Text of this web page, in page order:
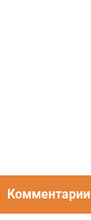
Комментарии